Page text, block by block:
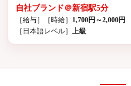
自社ブランド＠新宿駅5分
［給与］ ［時給］ 1,700円～2,000円
［日本語レベル］ 上級